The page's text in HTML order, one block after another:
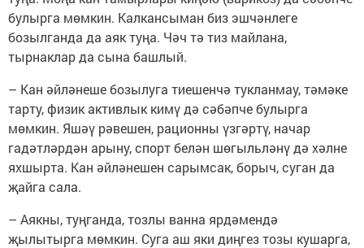
булырга мөмкин. Калкансыман биз эшчәнлеге
бозылганда да аяк туңа. Чәч тә тиз майлана,
тырнаклар да сына башлый.
– Кан әйләнеше бозылуга тиешенчә тукланмау, тәмәке
тарту, физик активлык кимү дә сәбәпче булырга
мөмкин. Яшәү рәвешен, рационны үзгәртү, начар
гадәтләрдән арыну, спорт белән шөгыльләнү дә хәлне
яхшырта. Кан әйләнешен сарымсак, борыч, суган да
җайга сала.
– Аякны, туңганда, тозлы ванна ярдәмендә
җылытырга мөмкин. Суга аш яки диңгез тозы кушарга,